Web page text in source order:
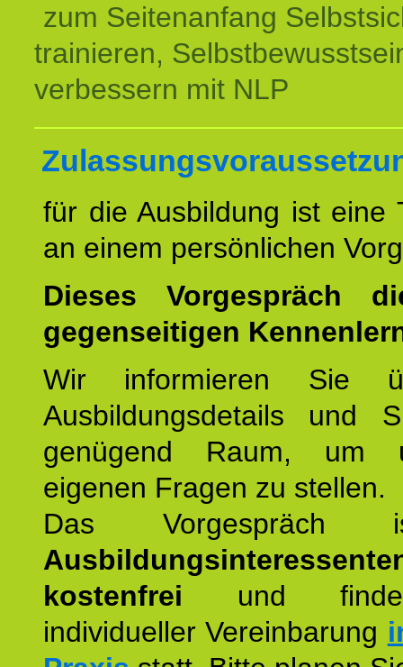
zum Seitenanfang
trainieren,
verbessern mit NLP
für die Ausbildung ist eine
an einem persönlichen
Dieses Vorgespräch
gegenseitigen
Wir informieren Sie
Ausbildungsdetails und
genügend Raum, um
eigenen Fragen zu stellen.
Das
kostenfrei und
individueller Vereinbarung